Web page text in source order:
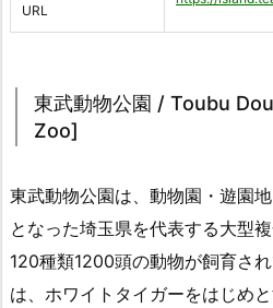
URL
東武動物公園 / Toubu
Zoo]
東武動物公園は、動物園・遊園
となった埼玉県を代表する大型
120種類1200頭の動物が飼育さ
は、ホワイトタイガーをはじめ